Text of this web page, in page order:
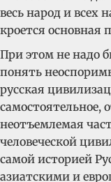
весь народ и всех
кроется основная
При этом не надо
понять
русская
самостоятельное,
неотъемлемая
человеческой
самой историей
азиатскими и